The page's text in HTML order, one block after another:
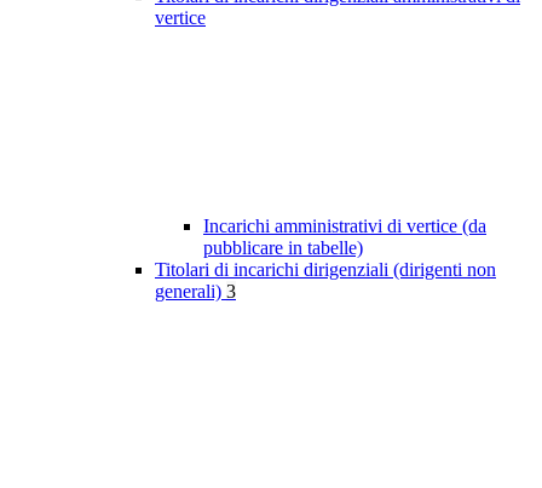
vertice
Incarichi amministrativi di vertice (da
pubblicare in tabelle)
Titolari di incarichi dirigenziali (dirigenti non
generali) 3